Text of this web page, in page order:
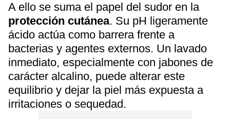
A ello se suma el papel del sudor en la
protección cutánea. Su pH ligeramente
ácido actúa como barrera frente a
bacterias y agentes externos. Un lavado
inmediato, especialmente con jabones de
carácter alcalino, puede alterar este
equilibrio y dejar la piel más expuesta a
irritaciones o sequedad.